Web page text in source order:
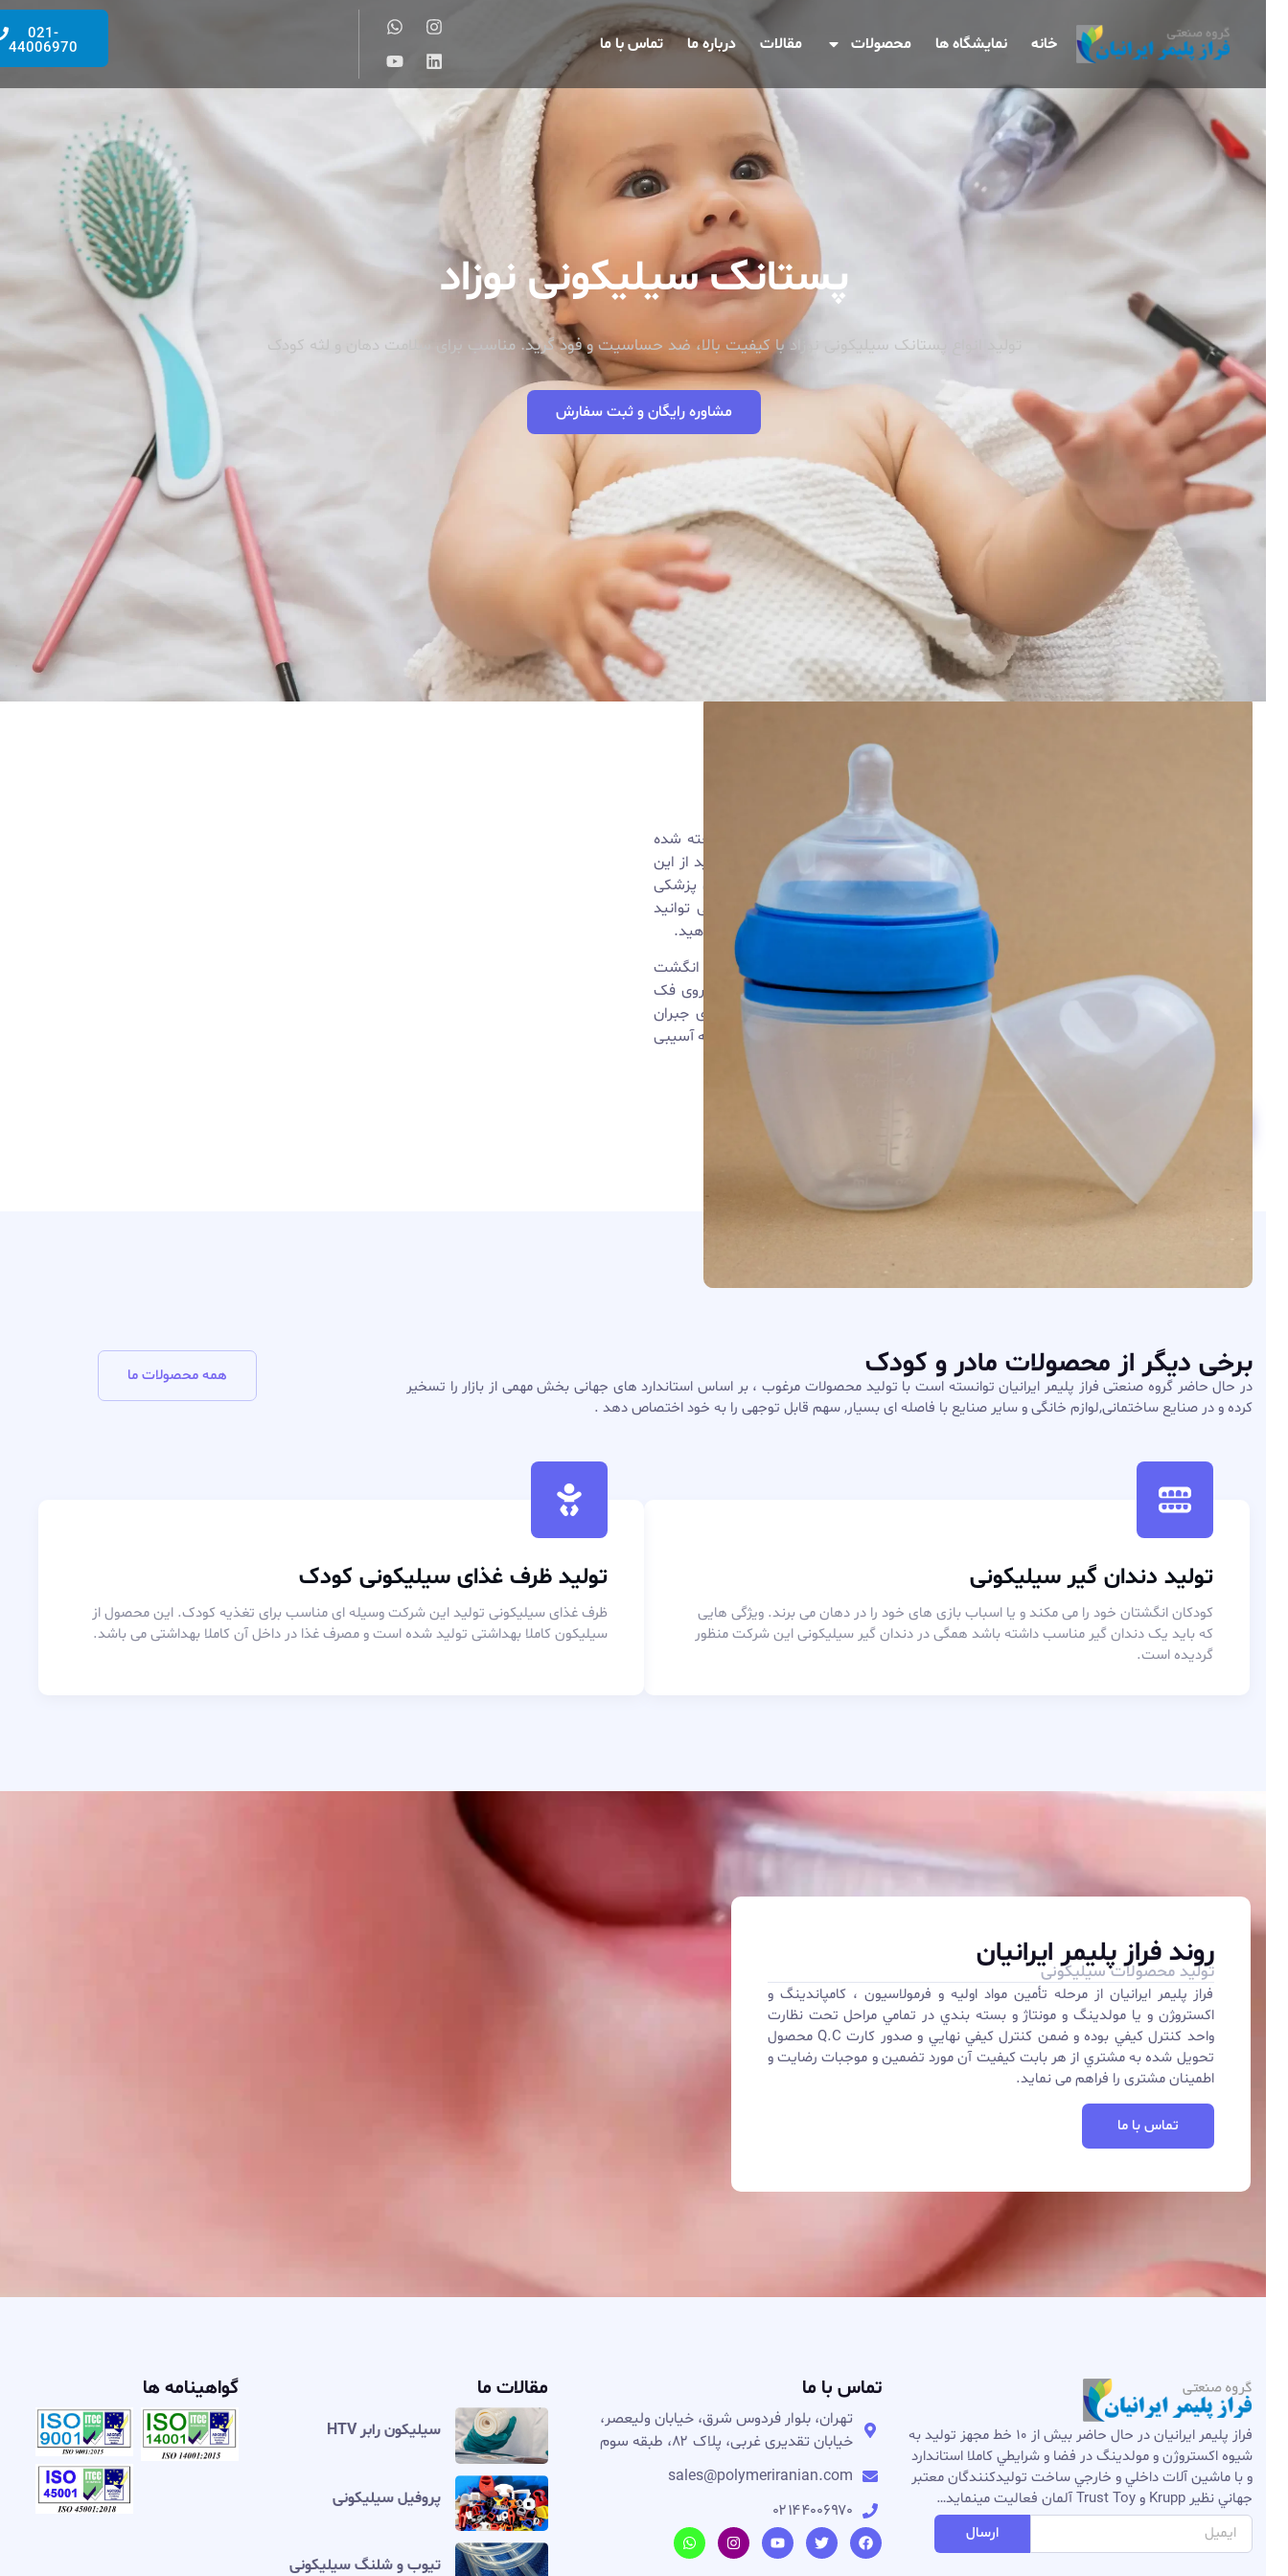
خانه نمایشگاه ها محصولات مقالات درباره ما تماس با ما 021-
44006970
پستانک سیلیکونی نوزاد
تولید انواع پستانک سیلیکونی نوزاد با کیفیت بالا، ضد حساسیت و فود گرید. مناسب برای سلامت دهان و لثه کودک
مشاوره رایگان و ثبت سفارش
ویژگی های پستانک سیلیکونی نوزاد
پستانک سیلیکونی نوزاد این شرکت به صورت یکپارچه طراحی و با سیلیکون پزشکی ساخته شده
است . این پستانک تمام ویژگی های یک پستانک خوب و استاندارد را دارد و شما می توانید از این
پستانک برای نوزاد خود بدون هیچ نگرانی استفاده کنید .پستانک سیلیکونی از سیلیکون پزشکی
درجه یک و با مقاومت پارگی بالا ساخته شده است و بسیار انعطاف پذیر است .شما می توانید
انگشت خود را داخل این مدل پستانک کرده برای کمک به مکیدن نوزاد خود در دهان او قرار دهید.
نوزاد تازه متولد شده میل به مکیدن انگشت دارد . بعضی از نوزادان حتی قبل از تولد ، انگشت
شصت خود می مکند . این عمل باعث آرامش کودک می شود . مکیدن تاثیر مستقیم بر روی فک
نوزاد می گذارد . بنابراین استفاده از پستانک های غیر استاندارد ، می تواند خسارت های جبران
ناپذیری برای کودک شما بوجود بیاورد. پستانک تولیدی این شرکت ارتودنسی بوده و هیچگونه آسیبی
به دندان کودک شما نمی رساند و به رشد و شکل گیری طبیعی دندان کمک می کند .
دریافت مشاوره رایگان
برخی دیگر از محصولات مادر و کودک
در حال حاضر گروه صنعتی فراز پلیمر ایرانیان توانسته است با تولید محصولات مرغوب ، بر اساس استاندارد های جهانی بخش مهمی از بازار را تسخیر
کرده و در صنایع ساختمانی,لوازم خانگی و سایر صنایع با فاصله ای بسیار, سهم قابل توجهی را به خود اختصاص دهد .
همه محصولات ما
تولید دندان گیر سیلیکونی
کودکان انگشتان خود را می مکند و یا اسباب بازی های خود را در دهان می برند. ویژگی هایی
که باید یک دندان گیر مناسب داشته باشد همگی در دندان گیر سیلیکونی این شرکت منظور
گردیده است.
تولید ظرف غذای سیلیکونی کودک
ظرف غذای سیلیکونی تولید این شرکت وسیله ای مناسب برای تغذیه کودک. این محصول از
سیلیکون کاملا بهداشتی تولید شده است و مصرف غذا در داخل آن کاملا بهداشتی می باشد.
روند فراز پلیمر ایرانیان
تولید محصولات سيليكونی
فراز پلیمر ایرانیان از مرحله تأمین مواد اوليه و فرمولاسيون ، کامپاندینگ و
اكسترو‍ژن و يا مولدينگ و مونتاژ و بسته بندي در تمامي مراحل تحت نظارت
واحد كنترل كيفي بوده و ضمن كنترل كيفي نهايي و صدور كارت Q.C محصول
تحويل شده به مشتري از هر بابت كيفيت آن مورد تضمين و موجبات رضايت و
اطمينان مشتری را فراهم می نمايد.
تماس با ما
فراز پلیمر ایرانیان در حال حاضر بيش از ۱۰ خط مجهز توليد به
شيوه اكستروژن و مولدينگ در فضا و شرايطي كاملا استاندارد
و با ماشين آلات داخلي و خارجي ساخت توليدكنندگان معتبر
جهاني نظير Krupp و Trust Toy آلمان فعاليت مینماید…
ارسال
تماس با ما
تهران، بلوار فردوس شرق، خیابان ولیعصر،
خیابان تقدیری غربی، پلاک ۸۲، طبقه سوم
sales@polymeriranian.com
۰۲۱۴۴۰۰۶۹۷۰
مقالات ما
سیلیکون رابر HTV
پروفیل سیلیکونی
تیوب و شلنگ سیلیکونی
گواهینامه ها